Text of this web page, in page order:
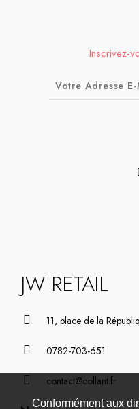
Conformément aux
Inscrivez-
JW RETAIL
11, place de la
0782-703-651
contact@collant.fr